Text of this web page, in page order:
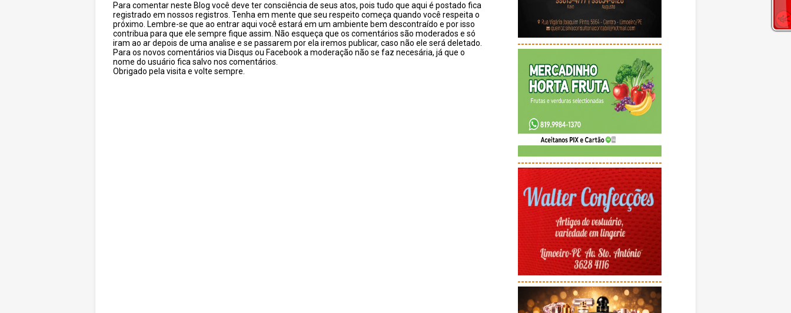
Para comentar neste Blog você deve ter consciência de seus atos, pois tudo que aqui é postado fica
registrado em nossos registros. Tenha em mente que seu respeito começa quando você respeita o
próximo. Lembre-se que ao entrar aqui você estará em um ambiente bem descontraído e por isso
contribua para que ele sempre fique assim. Não esqueça que os comentários são moderados e só
iram ao ar depois de uma analise e se passarem por ela iremos publicar, caso não ele será deletado.
Para os novos comentários via Disqus ou Facebook a moderação não se faz necesária, já que o
nome do usuário fica salvo nos comentários.
Obrigado pela visita e volte sempre.
-----------------------------------------
-----------------------------------------
-----------------------------------------